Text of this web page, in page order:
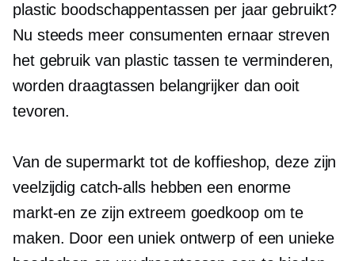
plastic boodschappentassen per jaar gebruikt?
Nu steeds meer consumenten ernaar streven
het gebruik van plastic tassen te verminderen,
worden draagtassen belangrijker dan ooit
tevoren.
Van de supermarkt tot de koffieshop, deze zijn
veelzijdig catch-allshebben een enorme
markt-en ze zijn extreem goedkoop om te
maken. Door een uniek ontwerp of een unieke